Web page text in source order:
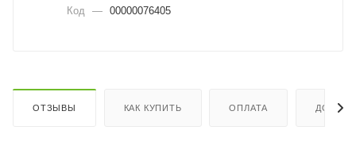
Код — 00000076405
ОТЗЫВЫ КАК КУПИТЬ ОПЛАТА